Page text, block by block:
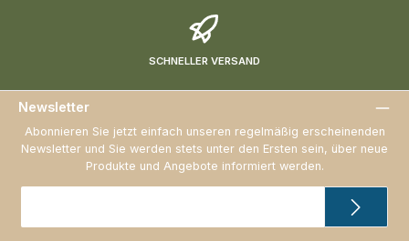
SCHNELLER VERSAND
Newsletter
Abonnieren Sie jetzt einfach unseren regelmäßig erscheinenden
Newsletter und Sie werden stets unter den Ersten sein, über neue
Produkte und Angebote informiert werden.